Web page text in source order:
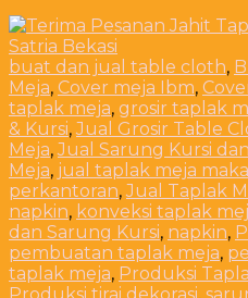
buat dan jual table cloth,
Meja, Cover meja Ibm,
taplak meja, grosir taplak
& Kursi,Jual Grosir Table
Meja,Jual Sarung Kursi
Meja, jual taplak meja
perkantoran,Jual Taplak
napkin, konveksi taplak
dan Sarung Kursi, napkin,
pembuatan taplak meja,
taplak meja, Produksi